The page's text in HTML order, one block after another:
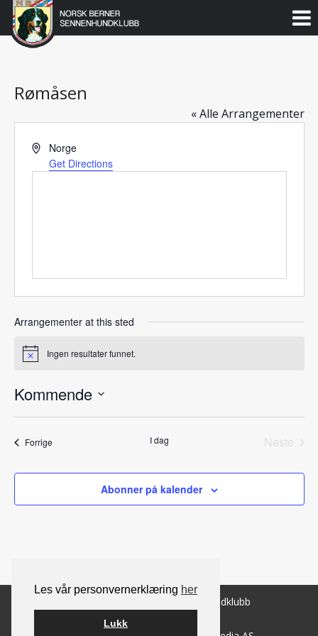
Les vår personvernerklæring her
Lukk
Gå
Norsk
Berner
Sennenhundklubb
Rømåsen
« Alle Arrangementer
Address
Norge
Get Directions
Arrangementer at this sted
Notice Ingen resultater funnet.
Kommende
ForrigeArrangementer I dag
Neste
Abonner på kalender
© 2026 Norsk Berner Sennenhundklubb